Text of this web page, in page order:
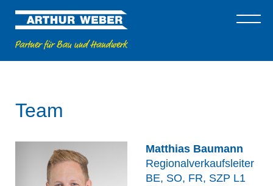
Team
Matthias Baumann
Regionalverkaufsleiter
BE, SO, FR, SZP L1